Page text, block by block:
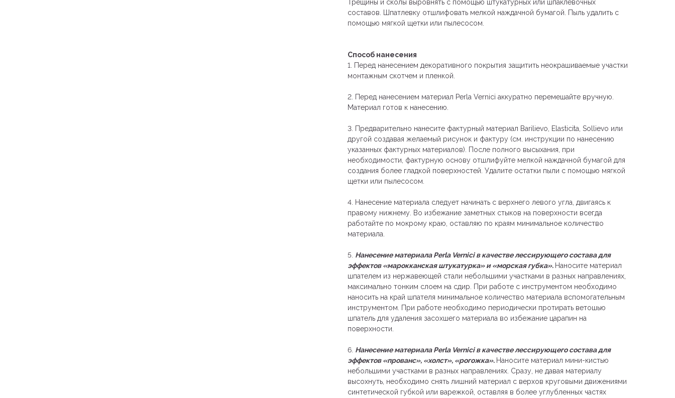
Трещины и сколы выровнять с помощью штукатурных или шпаклевочных
составов. Шпатлевку отшлифовать мелкой наждачной бумагой. Пыль удалить с
помощью мягкой щетки или пылесосом.
Способ нанесения
1. Перед нанесением декоративного покрытия защитить неокрашиваемые участки
монтажным скотчем и пленкой.
2. Перед нанесением материал Perla Vernici аккуратно перемешайте вручную.
Материал готов к нанесению.
3. Предварительно нанесите фактурный материал Barilievo, Elasticita, Sollievo или
другой создавая желаемый рисунок и фактуру (см. инструкции по нанесению
указанных фактурных материалов). После полного высыхания, при
необходимости, фактурную основу отшлифуйте мелкой наждачной бумагой для
создания более гладкой поверхностей. Удалите остатки пыли с помощью мягкой
щетки или пылесосом.
4. Нанесение материала следует начинать с верхнего левого угла, двигаясь к
правому нижнему. Во избежание заметных стыков на поверхности всегда
работайте по мокрому краю, оставляю по краям минимальное количество
материала.
5. Нанесение материала Perla Vernici в качестве лессирующего состава для
эффектов «марокканская штукатурка» и «морская губка». Наносите материал
шпателем из нержавеющей стали небольшими участками в разных направлениях,
максимально тонким слоем на сдир. При работе с инструментом необходимо
наносить на край шпателя минимальное количество материала вспомогательным
инструментом. При работе необходимо периодически протирать ветошью
шпатель для удаления засохшего материала во избежание царапин на
поверхности.
6. Нанесение материала Perla Vernici в качестве лессирующего состава для
эффектов «прованс», «холст», «рогожка». Наносите материал мини-кистью
небольшими участками в разных направлениях. Сразу, не давая материалу
высохнуть, необходимо снять лишний материал с верхов круговыми движениями
синтетической губкой или варежкой, оставляя в более углубленных частях